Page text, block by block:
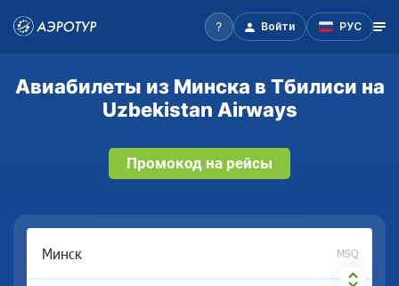
Войти РУС
Авиабилеты из Минска в Тбилиси на
Uzbekistan Airways
Промокод на рейсы
MSQ